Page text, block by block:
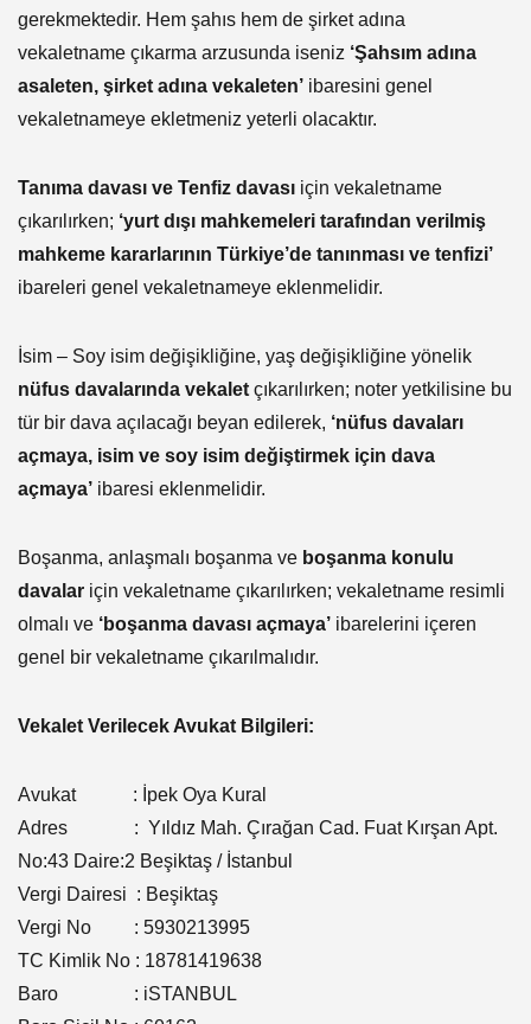
gerekmektedir. Hem şahıs hem de şirket adına
vekaletname çıkarma arzusunda iseniz ‘Şahsım adına
asaleten, şirket adına vekaleten’ ibaresini genel
vekaletnameye ekletmeniz yeterli olacaktır.
Tanıma davası ve Tenfiz davası için vekaletname
çıkarılırken; ‘yurt dışı mahkemeleri tarafından verilmiş
mahkeme kararlarının Türkiye’de tanınması ve tenfizi’
ibareleri genel vekaletnameye eklenmelidir.
İsim – Soy isim değişikliğine, yaş değişikliğine yönelik
nüfus davalarında vekalet çıkarılırken; noter yetkilisine bu
tür bir dava açılacağı beyan edilerek, ‘nüfus davaları
açmaya, isim ve soy isim değiştirmek için dava
açmaya’ ibaresi eklenmelidir.
Boşanma, anlaşmalı boşanma ve boşanma konulu
davalar için vekaletname çıkarılırken; vekaletname resimli
olmalı ve ‘boşanma davası açmaya’ ibarelerini içeren
genel bir vekaletname çıkarılmalıdır.
Vekalet Verilecek Avukat Bilgileri:
Avukat : İpek Oya Kural
Adres : Yıldız Mah. Çırağan Cad. Fuat Kırşan Apt.
No:43 Daire:2 Beşiktaş / İstanbul
Vergi Dairesi : Beşiktaş
Vergi No : 5930213995
TC Kimlik No : 18781419638
Baro : iSTANBUL